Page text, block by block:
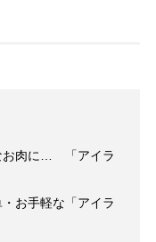
お肉に… 「アイラ
お手軽な「アイラ